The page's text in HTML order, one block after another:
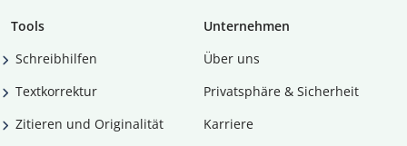
Tools
Schreibhilfen
Textkorrektur
Zitieren und Originalität
Unternehmen
Über uns
Privatsphäre & Sicherheit
Karriere